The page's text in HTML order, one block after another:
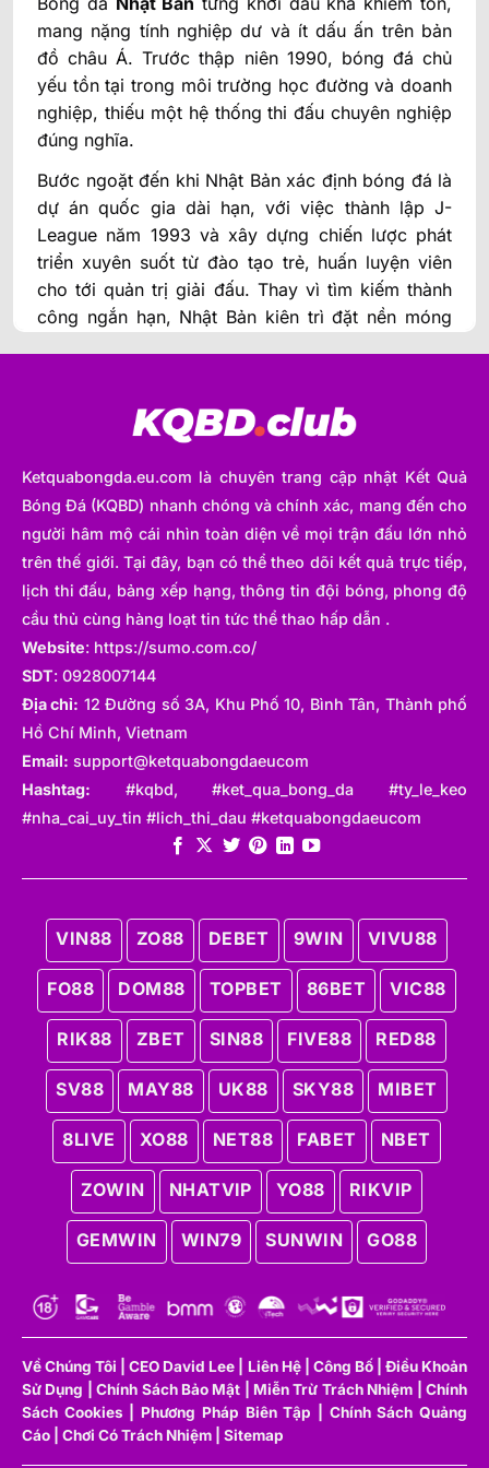
mang nặng tính nghiệp dư và ít dấu ấn trên bản
đồ châu Á. Trước thập niên 1990, bóng đá chủ
yếu tồn tại trong môi trường học đường và doanh
nghiệp, thiếu một hệ thống thi đấu chuyên nghiệp
đúng nghĩa.
Bước ngoặt đến khi Nhật Bản xác định bóng đá là
dự án quốc gia dài hạn, với việc thành lập J-
League năm 1993 và xây dựng chiến lược phát
triển xuyên suốt từ đào tạo trẻ, huấn luyện viên
cho tới quản trị giải đấu. Thay vì tìm kiếm thành
công ngắn hạn, Nhật Bản kiên trì đặt nền móng
trình chuyển mình ấy. Tinh thần kỷ luật, đề cao tập
thể và tư duy cải tiến liên tục là Kaizen và được
đưa vào mọi cấp độ của bóng đá. Cầu thủ Nhật
Bản
nổi tiếng với lối chơi tuân thủ chiến thuật, khả
năng phối hợp nhịp nhàng và ý thức tự hoàn thiện
mỗi ngày. Họ không phụ thuộc vào ngôi sao cá
nhân mà tạo nên một tập thể vận hành trơn tru,
chính xác như một hệ thống được lập trình.
Quan trọng hơn, bóng đá tại Nhật Bản không tách
rời giáo dục và đời sống xã hội. Các trường học,
học viện và CLB liên kết chặt chẽ, giúp cầu thủ trẻ
vừa phát triển chuyên môn vừa hoàn thiện nhân
cách. Bóng đá vì thế trở thành một phần của bản
sắc hiện đại Nhật Bản: kỷ luật, văn minh, cầu tiến
và hội nhập, tạo nên một nền bóng đá kiểu mẫu
mà nhiều quốc gia châu Á hướng tới học hỏi.
Nhật Bản – Hành trình xây dựng nền bóng đá kiểu
mẫu
J-League – Nền móng vững chắc
J-League và mô hình quản trị chuyên nghiệp từ
rất sớm
Ngay từ khi ra đời năm 1993, J-League đã được
xây dựng theo mô hình quản trị hiện đại, minh
như doanh nghiệp thể thao thực thụ: có chiến lược
tài chính rõ ràng, gắn kết chặt với cộng đồng địa
phương và chịu sự giám sát nghiêm ngặt của liên
Ketquabongda.eu.com là chuyên trang cập nhật Kết Quả
Bóng Đá (KQBD) nhanh chóng và chính xác, mang đến cho
người hâm mộ cái nhìn toàn diện về mọi trận đấu lớn nhỏ
trên thế giới. Tại đây, bạn có thể theo dõi kết quả trực tiếp,
lịch thi đấu, bảng xếp hạng, thông tin đội bóng, phong độ
cầu thủ cùng hàng loạt tin tức thể thao hấp dẫn .
Website: https://sumo.com.co/
SDT: 0928007144
Địa chỉ: 12 Đường số 3A, Khu Phố 10, Bình Tân, Thành phố
Hồ Chí Minh, Vietnam
Email: support@ketquabongdaeucom
Hashtag: #kqbd, #ket_qua_bong_da #ty_le_keo
#nha_cai_uy_tin #lich_thi_dau #ketquabongdaeucom
VIN88 ZO88 DEBET 9WIN VIVU88
FO88 DOM88 TOPBET 86BET VIC88
RIK88 ZBET SIN88 FIVE88 RED88
SV88 MAY88 UK88 SKY88 MIBET
8LIVE XO88 NET88 FABET NBET
ZOWIN NHATVIP YO88 RIKVIP
GEMWIN WIN79 SUNWIN GO88
Về Chúng Tôi |CEO David Lee Liên Hệ| Công Bố| Điều Khoản
Sử Dụng |Chính Sách Bảo Mật |Miễn Trừ Trách Nhiệm |Chính
Sách Cookies |Phương Pháp Biên Tập
Chính Sách Quảng
Cáo
Chơi Có Trách Nhiệm Sitemap